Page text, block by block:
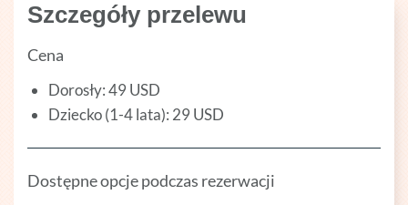
Szczegóły przelewu
Cena
Dorosły: 49 USD
Dziecko (1-4 lata): 29 USD
Dostępne opcje podczas rezerwacji